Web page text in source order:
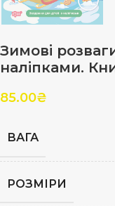
Зимові
наліпками.
85.00₴
ВАГА
РОЗМІРИ